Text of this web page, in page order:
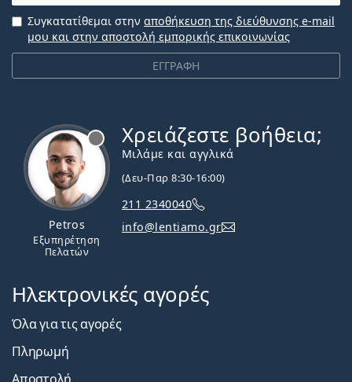
ΕΓΓΡΑΦΗ
Συγκατατίθεμαι στην αποθήκευση της διεύθυνσης e-mail
μου και στην αποστολή εμπορικής επικοινωνίας
Petros
Εξυπηρέτηση
Πελατών
Χρειάζεστε βοήθεια;
Μιλάμε και αγγλικά
(Δευ-Παρ 8:30-16:00)
211 2340040
info@lentiamo.gr
Ηλεκτρονικές αγορές
Όλα για τις αγορές
Πληρωμή